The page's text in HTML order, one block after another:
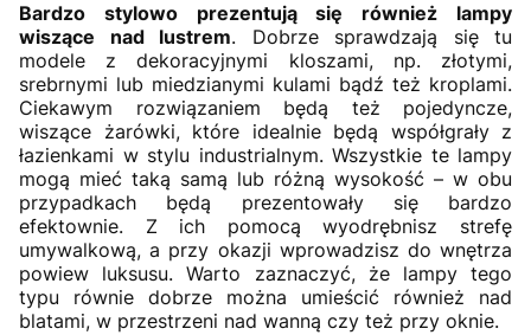
Bardzo stylowo prezentują się również lampy
wiszące nad lustrem. Dobrze sprawdzają się tu
modele z dekoracyjnymi kloszami, np. złotymi,
srebrnymi lub miedzianymi kulami bądź też kroplami.
Ciekawym rozwiązaniem będą też pojedyncze,
wiszące żarówki, które idealnie będą współgrały z
łazienkami w stylu industrialnym. Wszystkie te lampy
mogą mieć taką samą lub różną wysokość – w obu
przypadkach będą prezentowały się bardzo
efektownie. Z ich pomocą wyodrębnisz strefę
umywalkową, a przy okazji wprowadzisz do wnętrza
powiew luksusu. Warto zaznaczyć, że lampy tego
typu równie dobrze można umieścić również nad
blatami, w przestrzeni nad wanną czy też przy oknie.